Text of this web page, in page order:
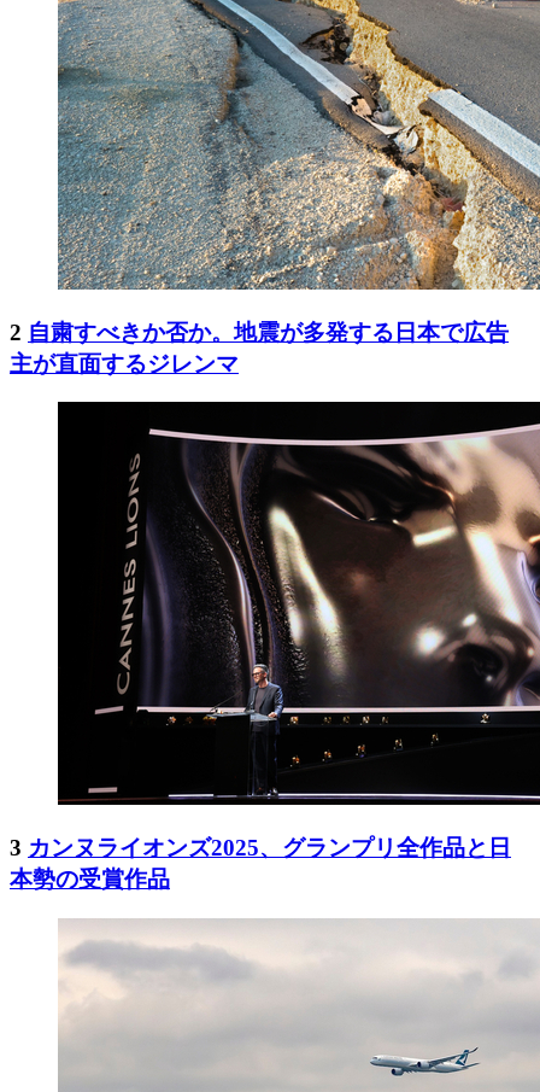
2 自粛すべきか否か。地震が多発する日本で広告
主が直面するジレンマ
3 カンヌライオンズ2025、グランプリ全作品と日
本勢の受賞作品